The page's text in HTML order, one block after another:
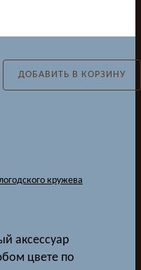
ДОБАВИТЬ В КОРЗИНУ
кружева
аксессуар
цвете по